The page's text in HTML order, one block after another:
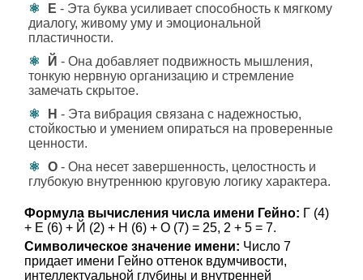
Е - Эта буква усиливает способность к мягкому
диалогу, живому уму и эмоциональной
пластичности.
Й - Она добавляет подвижность мышления,
тонкую нервную организацию и стремление
замечать скрытое.
Н - Эта вибрация связана с надежностью,
стойкостью и умением опираться на проверенные
ценности.
О - Она несет завершенность, целостность и
глубокую внутреннюю круговую логику характера.
Формула вычисления числа имени Гейно: Г (4)
+ Е (6) + Й (2) + Н (6) + О (7) = 25, 2 + 5 = 7.
Символическое значение имени: Число 7
придает имени Гейно оттенок вдумчивости,
интеллектуальной глубины и внутренней